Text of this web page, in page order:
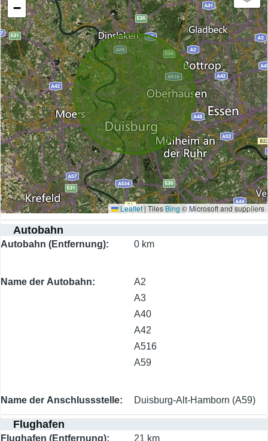
−
Leaflet | Tiles Bing © Microsoft and suppliers
Autobahn
Autobahn (Entfernung) 0 km
Name der Autobahn
A2
A3
A40
A42
A516
A59
Name der Anschlussstelle Duisburg-Alt-Hamborn (A59)
Flughafen
Flughafen (Entfernung) 21 km